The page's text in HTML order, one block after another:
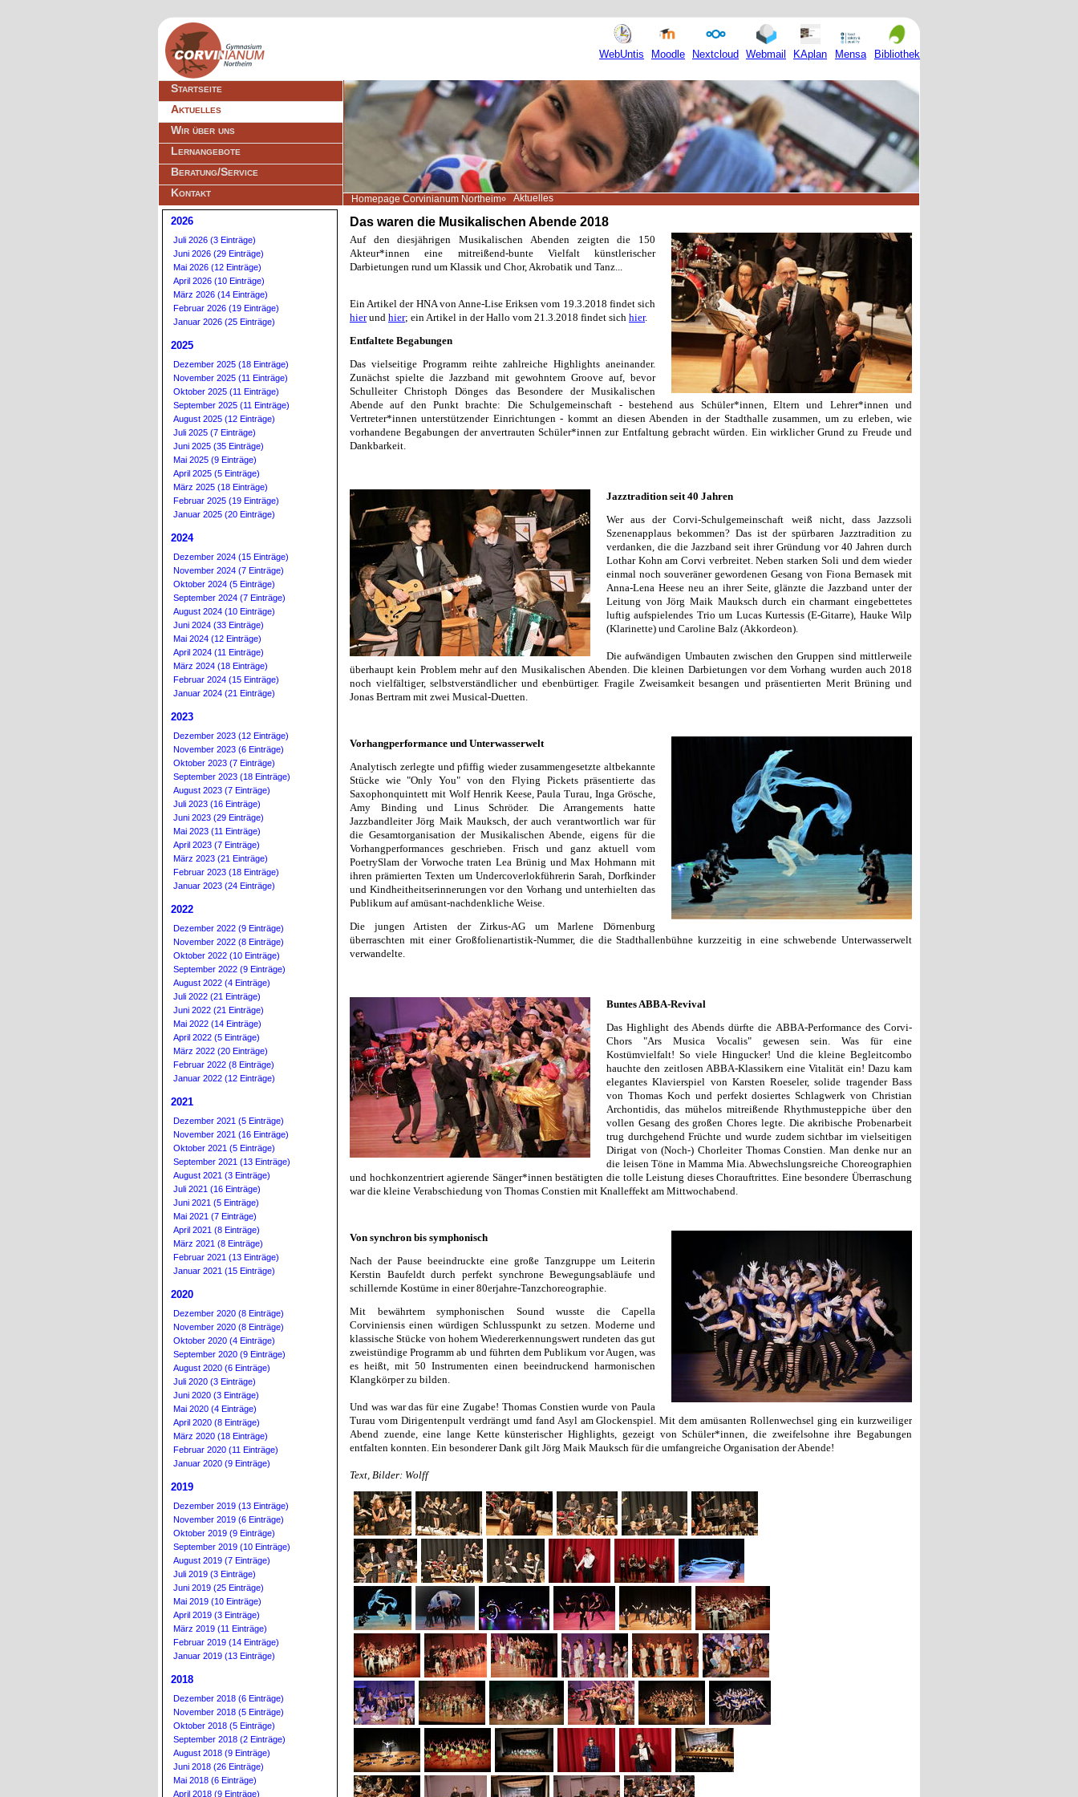
WebUntis Moodle Nextcloud Webmail KAplan Mensa Bibliothek
Navigation
überspringen
Startseite
Aktuelles
Wir über uns
Lernangebote
Beratung/Service
Kontakt
Homepage Corvinianum Northeim Aktuelles
Das waren die Musikalischen Abende 2018
Auf den diesjährigen Musikalischen Abenden zeigten die 150
Akteur*innen eine mitreißend-bunte Vielfalt künstlerischer
Darbietungen rund um Klassik und Chor, Akrobatik und Tanz...
Ein Artikel der HNA von Anne-Lise Eriksen vom 19.3.2018 findet sich
hierund hier; ein Artikel in der Hallo vom 21.3.2018 findet sich hier.
Entfaltete Begabungen
Das vielseitige Programm reihte zahlreiche Highlights aneinander.
Zunächst spielte die Jazzband mit gewohntem Groove auf, bevor
Schulleiter Christoph Dönges das Besondere der Musikalischen
Abende auf den Punkt brachte: Die Schulgemeinschaft - bestehend aus Schüler*innen, Eltern und Lehrer*innen und
Vertreter*innen unterstützender Einrichtungen - kommt an diesen Abenden in der Stadthalle zusammen, um zu erleben, wie
vorhandene Begabungen der anvertrauten Schüler*innen zur Entfaltung gebracht würden. Ein wirklicher Grund zu Freude und
Dankbarkeit.
Jazztradition seit 40 Jahren
Wer aus der Corvi-Schulgemeinschaft weiß nicht, dass Jazzsoli
Szenenapplaus bekommen? Das ist der spürbaren Jazztradition zu
verdanken, die die Jazzband seit ihrer Gründung vor 40 Jahren durch
Lothar Kohn am Corvi verbreitet. Neben starken Soli und dem wieder
einmal noch souveräner gewordenen Gesang von Fiona Bernasek mit
Anna-Lena Heese neu an ihrer Seite, glänzte die Jazzband unter der
Leitung von Jörg Maik Mauksch durch ein charmant eingebettetes
luftig aufspielendes Trio um Lucas Kurtessis (E-Gitarre), Hauke Wilp
(Klarinette) und Caroline Balz (Akkordeon).
Die aufwändigen Umbauten zwischen den Gruppen sind mittlerweile
überhaupt kein Problem mehr auf den Musikalischen Abenden. Die kleinen Darbietungen vor dem Vorhang wurden auch 2018
noch vielfältiger, selbstverständlicher und ebenbürtiger. Fragile Zweisamkeit besangen und präsentierten Merit Brüning und
Jonas Bertram mit zwei Musical-Duetten.
Vorhangperformance und Unterwasserwelt
Analytisch zerlegte und pfiffig wieder zusammengesetzte altbekannte
Stücke wie "Only You" von den Flying Pickets präsentierte das
Saxophonquintett mit Wolf Henrik Keese, Paula Turau, Inga Grösche,
Amy Binding und Linus Schröder. Die Arrangements hatte
Jazzbandleiter Jörg Maik Mauksch, der auch verantwortlich war für
die Gesamtorganisation der Musikalischen Abende, eigens für die
Vorhangperformances geschrieben. Frisch und ganz aktuell vom
PoetrySlam der Vorwoche traten Lea Brünig und Max Hohmann mit
ihren prämierten Texten um Undercoverlokführerin Sarah, Dorfkinder
und Kindheitheitserinnerungen vor den Vorhang und unterhielten das
Publikum auf amüsant-nachdenkliche Weise.
Die jungen Artisten der Zirkus-AG um Marlene Dörnenburg
überraschten mit einer Großfolienartistik-Nummer, die die Stadthallenbühne kurzzeitig in eine schwebende Unterwasserwelt
verwandelte.
Buntes ABBA-Revival
Das Highlight des Abends dürfte die ABBA-Performance des Corvi-
Chors "Ars Musica Vocalis" gewesen sein. Was für eine
Kostümvielfalt! So viele Hingucker! Und die kleine Begleitcombo
hauchte den zeitlosen ABBA-Klassikern eine Vitalität ein! Dazu kam
elegantes Klavierspiel von Karsten Roeseler, solide tragender Bass
von Thomas Koch und perfekt dosiertes Schlagwerk von Christian
Archontidis, das mühelos mitreißende Rhythmusteppiche über den
vollen Gesang des großen Chores legte. Die akribische Probenarbeit
trug durchgehend Früchte und wurde zudem sichtbar im vielseitigen
Dirigat von (Noch-) Chorleiter Thomas Constien. Man denke nur an
die leisen Töne in Mamma Mia. Abwechslungsreiche Choreographien
und hochkonzentriert agierende Sänger*innen bestätigten die tolle Leistung dieses Chorauftrittes. Eine besondere Überraschung
war die kleine Verabschiedung von Thomas Constien mit Knalleffekt am Mittwochabend.
Von synchron bis symphonisch
Nach der Pause beeindruckte eine große Tanzgruppe um Leiterin
Kerstin Baufeldt durch perfekt synchrone Bewegungsabläufe und
schillernde Kostüme in einer 80erjahre-Tanzchoreographie.
Mit bewährtem symphonischen Sound wusste die Capella
Corviniensis einen würdigen Schlusspunkt zu setzen. Moderne und
klassische Stücke von hohem Wiedererkennungswert rundeten das gut
zweistündige Programm ab und führten dem Publikum vor Augen, was
es heißt, mit 50 Instrumenten einen beeindruckend harmonischen
Klangkörper zu bilden.
Und was war das für eine Zugabe! Thomas Constien wurde von Paula
Turau vom Dirigentenpult verdrängt umd fand Asyl am Glockenspiel. Mit dem amüsanten Rollenwechsel ging ein kurzweiliger
Abend zuende, eine lange Kette künsterischer Highlights, gezeigt von Schüler*innen, die zweifelsohne ihre Begabungen
entfalten konnten. Ein besonderer Dank gilt Jörg Maik Mauksch für die umfangreiche Organisation der Abende!
Text, Bilder: Wolff
2026
Juli 2026 (3 Einträge)
Juni 2026 (29 Einträge)
Mai 2026 (12 Einträge)
April 2026 (10 Einträge)
März 2026 (14 Einträge)
Februar 2026 (19 Einträge)
Januar 2026 (25 Einträge)
2025
Dezember 2025 (18 Einträge)
November 2025 (11 Einträge)
Oktober 2025 (11 Einträge)
September 2025 (11 Einträge)
August 2025 (12 Einträge)
Juli 2025 (7 Einträge)
Juni 2025 (35 Einträge)
Mai 2025 (9 Einträge)
April 2025 (5 Einträge)
März 2025 (18 Einträge)
Februar 2025 (19 Einträge)
Januar 2025 (20 Einträge)
2024
Dezember 2024 (15 Einträge)
November 2024 (7 Einträge)
Oktober 2024 (5 Einträge)
September 2024 (7 Einträge)
August 2024 (10 Einträge)
Juni 2024 (33 Einträge)
Mai 2024 (12 Einträge)
April 2024 (11 Einträge)
März 2024 (18 Einträge)
Februar 2024 (15 Einträge)
Januar 2024 (21 Einträge)
2023
Dezember 2023 (12 Einträge)
November 2023 (6 Einträge)
Oktober 2023 (7 Einträge)
September 2023 (18 Einträge)
August 2023 (7 Einträge)
Juli 2023 (16 Einträge)
Juni 2023 (29 Einträge)
Mai 2023 (11 Einträge)
April 2023 (7 Einträge)
März 2023 (21 Einträge)
Februar 2023 (18 Einträge)
Januar 2023 (24 Einträge)
2022
Dezember 2022 (9 Einträge)
November 2022 (8 Einträge)
Oktober 2022 (10 Einträge)
September 2022 (9 Einträge)
August 2022 (4 Einträge)
Juli 2022 (21 Einträge)
Juni 2022 (21 Einträge)
Mai 2022 (14 Einträge)
April 2022 (5 Einträge)
März 2022 (20 Einträge)
Februar 2022 (8 Einträge)
Januar 2022 (12 Einträge)
2021
Dezember 2021 (5 Einträge)
November 2021 (16 Einträge)
Oktober 2021 (5 Einträge)
September 2021 (13 Einträge)
August 2021 (3 Einträge)
Juli 2021 (16 Einträge)
Juni 2021 (5 Einträge)
Mai 2021 (7 Einträge)
April 2021 (8 Einträge)
März 2021 (8 Einträge)
Februar 2021 (13 Einträge)
Januar 2021 (15 Einträge)
2020
Dezember 2020 (8 Einträge)
November 2020 (8 Einträge)
Oktober 2020 (4 Einträge)
September 2020 (9 Einträge)
August 2020 (6 Einträge)
Juli 2020 (3 Einträge)
Juni 2020 (3 Einträge)
Mai 2020 (4 Einträge)
April 2020 (8 Einträge)
März 2020 (18 Einträge)
Februar 2020 (11 Einträge)
Januar 2020 (9 Einträge)
2019
Dezember 2019 (13 Einträge)
November 2019 (6 Einträge)
Oktober 2019 (9 Einträge)
September 2019 (10 Einträge)
August 2019 (7 Einträge)
Juli 2019 (3 Einträge)
Juni 2019 (25 Einträge)
Mai 2019 (10 Einträge)
April 2019 (3 Einträge)
März 2019 (11 Einträge)
Februar 2019 (14 Einträge)
Januar 2019 (13 Einträge)
2018
Dezember 2018 (6 Einträge)
November 2018 (5 Einträge)
Oktober 2018 (5 Einträge)
September 2018 (2 Einträge)
August 2018 (9 Einträge)
Juni 2018 (26 Einträge)
Mai 2018 (6 Einträge)
April 2018 (9 Einträge)